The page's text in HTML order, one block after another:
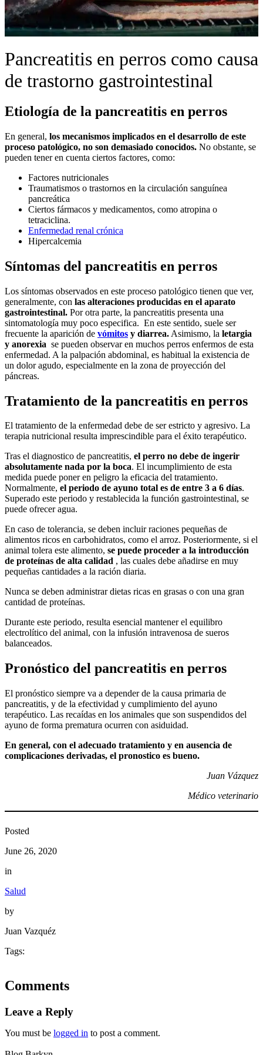
Pancreatitis en perros como causa
de trastorno gastrointestinal
Etiología de la pancreatitis en perros
En general, los mecanismos implicados en el desarrollo de este
proceso patológico, no son demasiado conocidos. No obstante, se
pueden tener en cuenta ciertos factores, como:
Factores nutricionales
Traumatismos o trastornos en la circulación sanguínea
pancreática
Ciertos fármacos y medicamentos, como atropina o
tetraciclina.
Enfermedad renal crónica
Hipercalcemia
Síntomas del pancreatitis en perros
Los síntomas observados en este proceso patológico tienen que ver,
generalmente, con las alteraciones producidas en el aparato
gastrointestinal. Por otra parte, la pancreatitis presenta una
sintomatología muy poco especifica. En este sentido, suele ser
frecuente la aparición de vómitos y diarrea. Asimismo, la letargia
y anorexia se pueden observar en muchos perros enfermos de esta
enfermedad. A la palpación abdominal, es habitual la existencia de
un dolor agudo, especialmente en la zona de proyección del
páncreas.
Tratamiento de la pancreatitis en perros
El tratamiento de la enfermedad debe de ser estricto y agresivo. La
terapia nutricional resulta imprescindible para el éxito terapéutico.
Tras el diagnostico de pancreatitis, el perro no debe de ingerir
absolutamente nada por la boca. El incumplimiento de esta
medida puede poner en peligro la eficacia del tratamiento.
Normalmente, el periodo de ayuno total es de entre 3 a 6 días.
Superado este periodo y restablecida la función gastrointestinal, se
puede ofrecer agua.
En caso de tolerancia, se deben incluir raciones pequeñas de
alimentos ricos en carbohidratos, como el arroz. Posteriormente, si el
animal tolera este alimento, se puede proceder a la introducción
de proteínas de alta calidad , las cuales debe añadirse en muy
pequeñas cantidades a la ración diaria.
Nunca se deben administrar dietas ricas en grasas o con una gran
cantidad de proteínas.
Durante este periodo, resulta esencial mantener el equilibro
electrolítico del animal, con la infusión intravenosa de sueros
balanceados.
Pronóstico del pancreatitis en perros
El pronóstico siempre va a depender de la causa primaria de
pancreatitis, y de la efectividad y cumplimiento del ayuno
terapéutico. Las recaídas en los animales que son suspendidos del
ayuno de forma prematura ocurren con asiduidad.
En general, con el adecuado tratamiento y en ausencia de
complicaciones derivadas, el pronostico es bueno.
Juan Vázquez
Médico veterinario
Posted
June 26, 2020
in
Salud
by
Juan Vazquéz
Tags:
Comments
Leave a Reply
You must be logged in to post a comment.